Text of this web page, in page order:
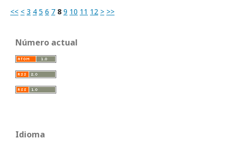
<< < 3 4 5 6 7 8 9 10 11 12 > >>
Número actual
Idioma